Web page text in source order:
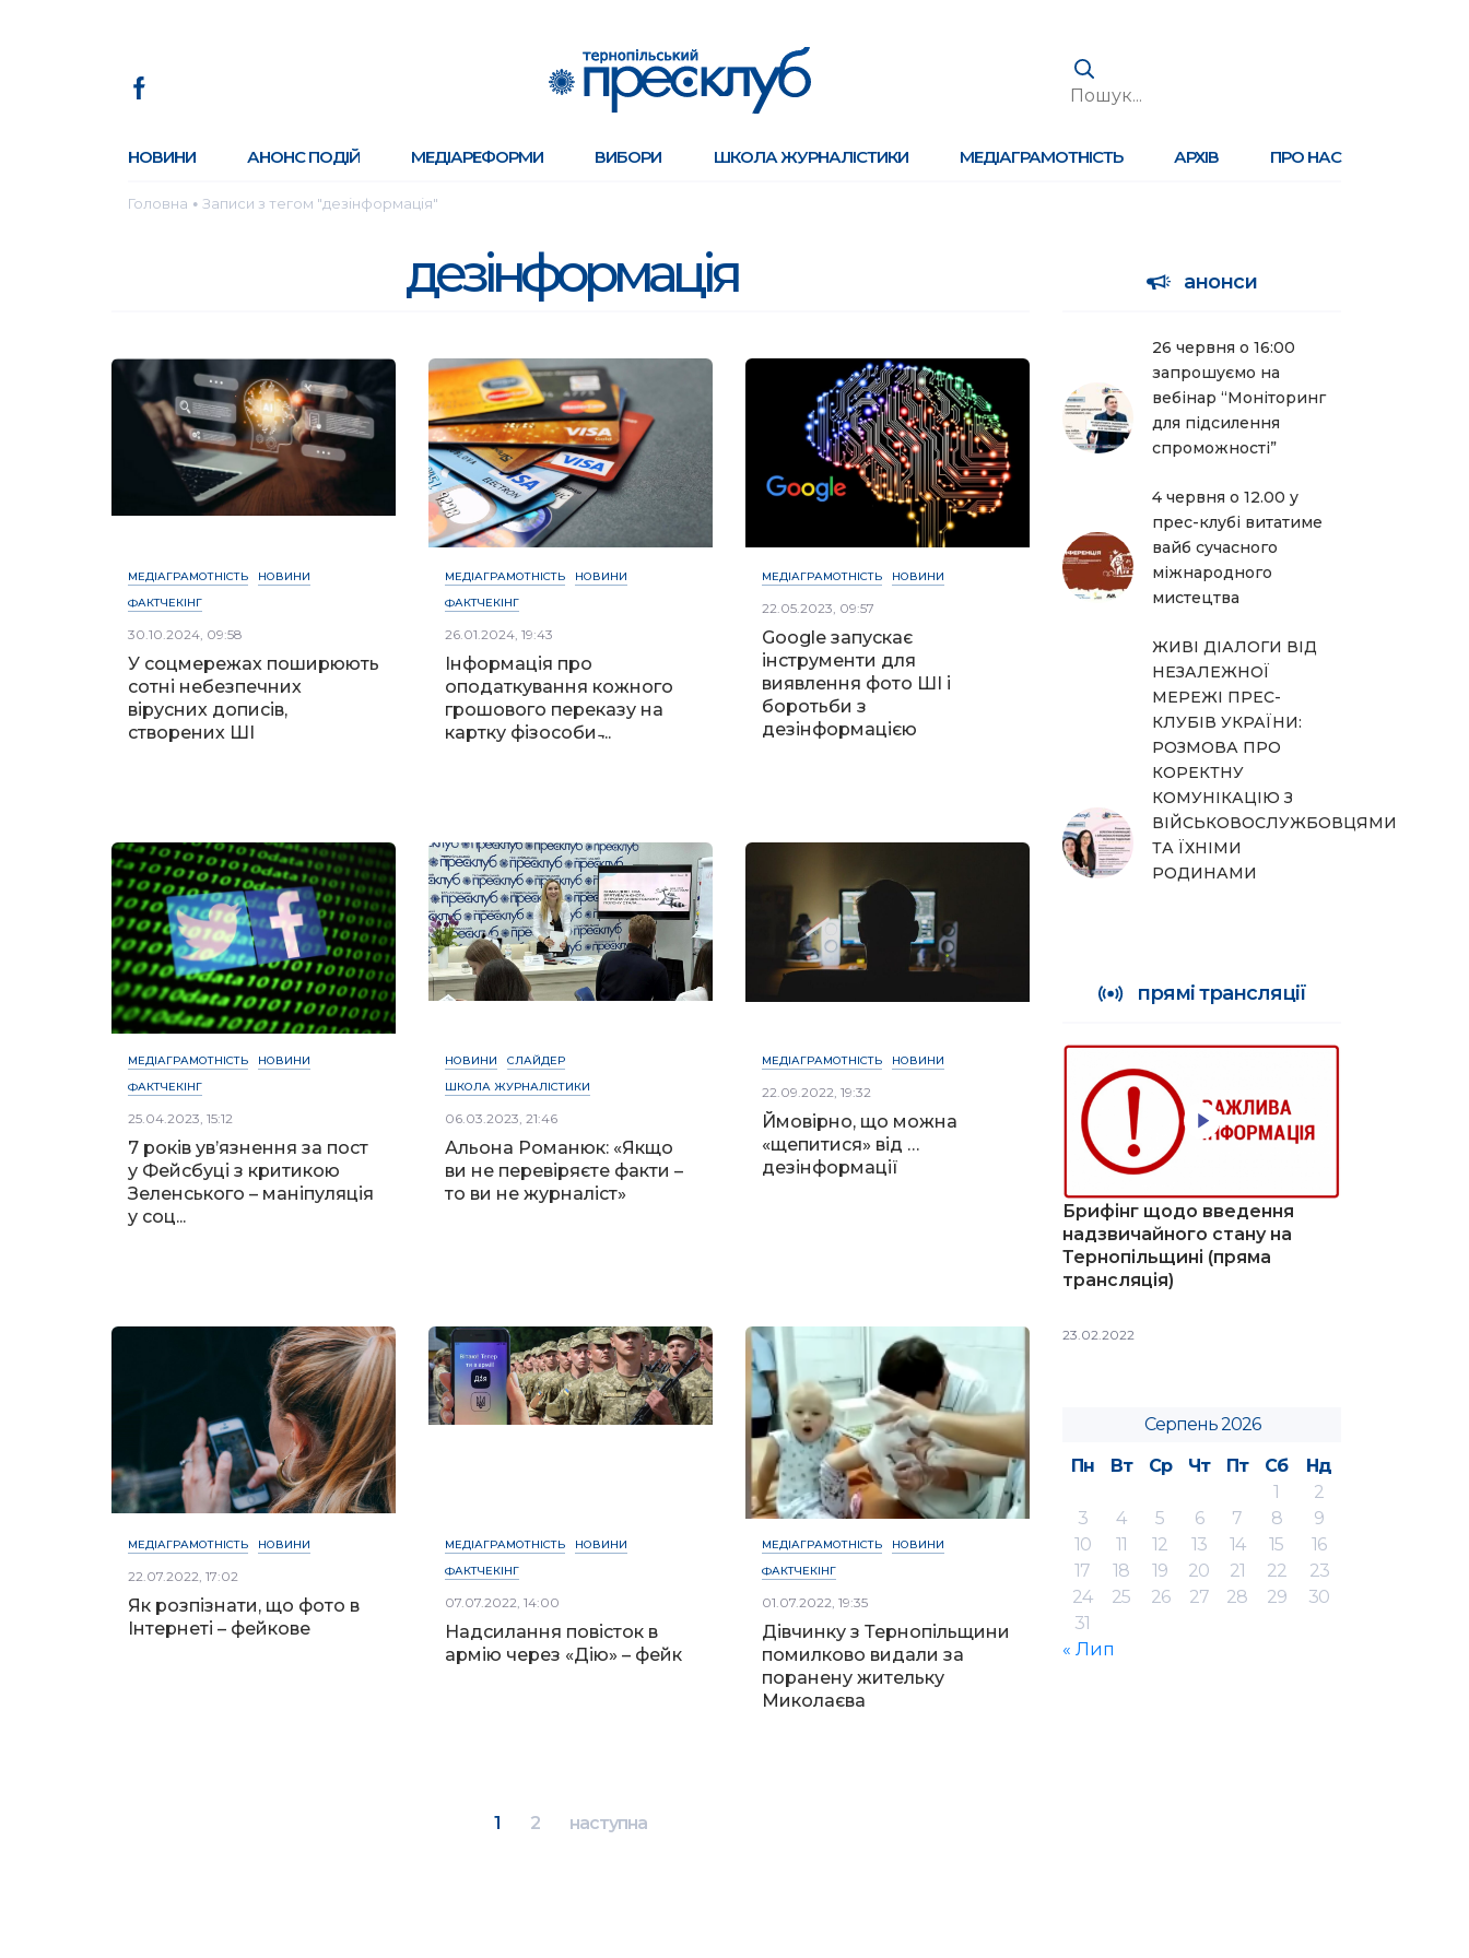
НОВИНИ АНОНС ПОДІЙ МЕДІАРЕФОРМИ ВИБОРИ ШКОЛА ЖУРНАЛІСТИКИ МЕДІАГРАМОТНІСТЬ АРХІВ ПРО НАС
Головна ● Записи з тегом "дезінформація"
дезінформація
МЕДІАГРАМОТНІСТЬ
НОВИНИ
ФАКТЧЕКІНГ
30.10.2024, 09:58
У соцмережах поширюють
сотні небезпечних
вірусних дописів,
створених ШІ
МЕДІАГРАМОТНІСТЬ
НОВИНИ
ФАКТЧЕКІНГ
26.01.2024, 19:43
Інформація про
оподаткування кожного
грошового переказу на
картку фізособи ̵...
МЕДІАГРАМОТНІСТЬ НОВИНИ
22.05.2023, 09:57
Google запускає
інструменти для
виявлення фото ШІ і
боротьби з
дезінформацією
МЕДІАГРАМОТНІСТЬ
НОВИНИ
ФАКТЧЕКІНГ
25.04.2023, 15:12
7 років ув’язнення за пост
у Фейсбуці з критикою
Зеленського – маніпуляція
у соц...
НОВИНИ
СЛАЙДЕР
ШКОЛА ЖУРНАЛІСТИКИ
06.03.2023, 21:46
Альона Романюк: «Якщо
ви не перевіряєте факти –
то ви не журналіст»
МЕДІАГРАМОТНІСТЬ НОВИНИ
22.09.2022, 19:32
Ймовірно, що можна
«щепитися» від …
дезінформації
МЕДІАГРАМОТНІСТЬ НОВИНИ
22.07.2022, 17:02
Як розпізнати, що фото в
Інтернеті – фейкове
МЕДІАГРАМОТНІСТЬ
НОВИНИ
ФАКТЧЕКІНГ
07.07.2022, 14:00
Надсилання повісток в
армію через «Дію» – фейк
МЕДІАГРАМОТНІСТЬ
НОВИНИ
ФАКТЧЕКІНГ
01.07.2022, 19:35
Дівчинку з Тернопільщини
помилково видали за
поранену жительку
Миколаєва
1 2 наступна
анонси
26 червня о 16:00
запрошуємо на
вебінар “Моніторинг
для підсилення
спроможності”
4 червня о 12.00 у
прес-клубі витатиме
вайб сучасного
міжнародного
мистецтва
ЖИВІ ДІАЛОГИ ВІД
НЕЗАЛЕЖНОЇ
МЕРЕЖІ ПРЕС-
КЛУБІВ УКРАЇНИ:
РОЗМОВА ПРО
КОРЕКТНУ
КОМУНІКАЦІЮ З
ВІЙСЬКОВОСЛУЖБОВЦЯМИ
ТА ЇХНІМИ
РОДИНАМИ
прямі трансляції
Брифінг щодо введення
надзвичайного стану на
Тернопільщині (пряма
трансляція)
23.02.2022
Серпень 2026
Пн
Вт Ср Чт Пт Сб
Нд
1
2
3
4 5 6 7 8
9
10
11 12 13 14 15
16
17
18 19 20 21 22
23
24
25 26 27 28 29
30
31
« Лип